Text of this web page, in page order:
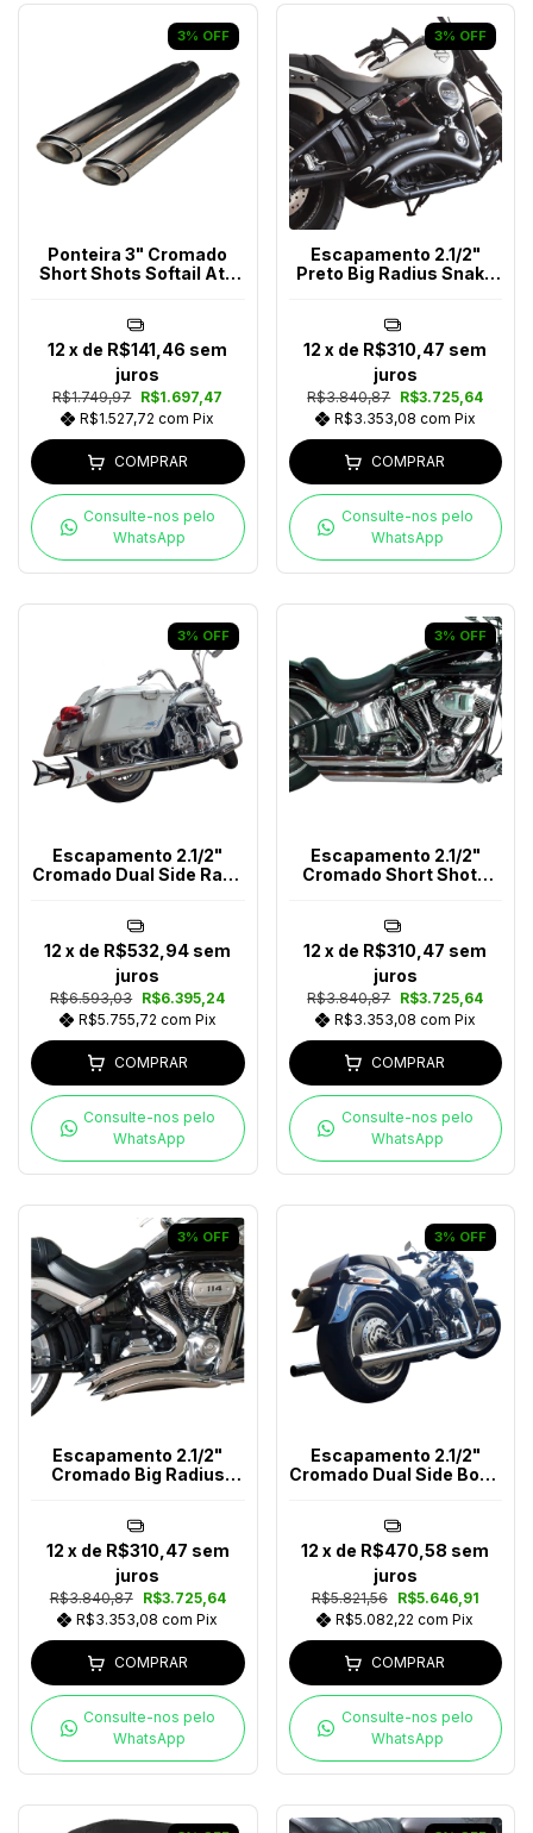
3% OFF
Ponteira 3" Cromado
Short Shots Softail Até
R$1.749,97 R$1.697,47
R$1.527,72com Pix
12 x de R$141,46 sem
juros
COMPRAR
Consulte-nos pelo
WhatsApp
3% OFF
Escapamento 2.1/2"
Preto Big Radius Snake
R$3.840,87 R$3.725,64
R$3.353,08 com Pix
12 x de R$310,47 sem
juros
COMPRAR
Consulte-nos pelo
WhatsApp
3% OFF
Escapamento 2.1/2"
Cromado Dual Side Rabo
R$6.593,03 R$6.395,24
R$5.755,72 com Pix
12 x de R$532,94 sem
juros
COMPRAR
Consulte-nos pelo
WhatsApp
3% OFF
Escapamento 2.1/2"
Cromado Short Shots
R$3.840,87 R$3.725,64
R$3.353,08 com Pix
12 x de R$310,47 sem
juros
COMPRAR
Consulte-nos pelo
WhatsApp
3% OFF
Escapamento 2.1/2"
Cromado Big Radius
R$3.840,87
R$3.725,64
R$3.353,08com Pix
12 x de R$310,47 sem
juros
COMPRAR
Consulte-nos pelo
WhatsApp
3% OFF
Escapamento 2.1/2"
Cromado Dual Side Boca
R$5.821,56
R$5.646,91
R$5.082,22com Pix
12 x de R$470,58 sem
juros
COMPRAR
Consulte-nos pelo
WhatsApp